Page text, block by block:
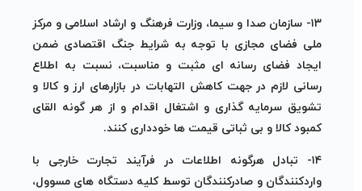
۱۳- سازمان صدا و سیما، وزارت فرهنگ و ارشاد اسلامی و مرکز
ملی فضای مجازی با توجه به شرایط جنگ اقتصادی ضمن
ایجاد فضای رسانه ای مثبت و مناسبت، نسبت به اطلاع
رسانی لازم در جهت کاهش التهابات در بازارهای ارز و کالا و
تشویق سرمایه گذاری و اشتغال اقدام و از هر گونه القای
کمبود کالا و بی ثباتی قیمت ها خودداری کنند.
۱۴- تبادل هرگونه اطلاعات در فرآیند تجارت خارجی با
واردکنندگان و صادرکنندگان توسط کلیه دستگاه های مسوول،